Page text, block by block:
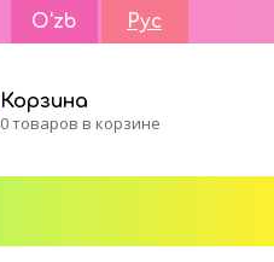
O'zb Рус
Корзина
0 товаров в корзине